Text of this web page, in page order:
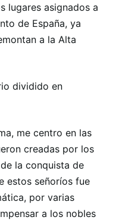
lugares asignados a
de España, ya
a la Alta
dividido en
me centro en las
creadas por los
la conquista de
estos señoríos fue
por varias
a los nobles